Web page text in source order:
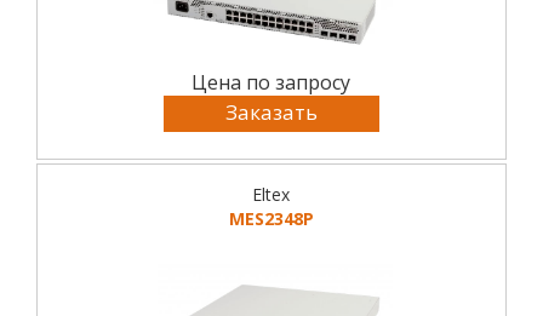
Цена по запросу
Заказать
Eltex
MES2348P